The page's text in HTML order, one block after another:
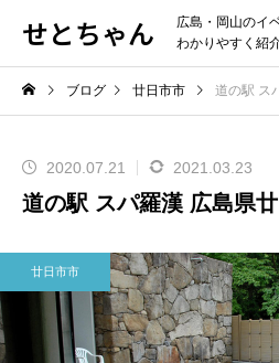
せとちゃん
広島・岡山のイ
わかりやすく紹
ブログ 廿日市市 道の駅 ス
2020.07.21 2021.03.23
道の駅 スパ羅漢 広島県
廿日市市